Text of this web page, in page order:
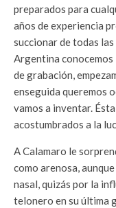
preparados para
años de experiencia
succionar de todas
Argentina conocemos
de grabación,
enseguida queremos
vamos a inventar.
acostumbrados a la
A Calamaro le
como arenosa,
nasal, quizás por la
telonero en su última